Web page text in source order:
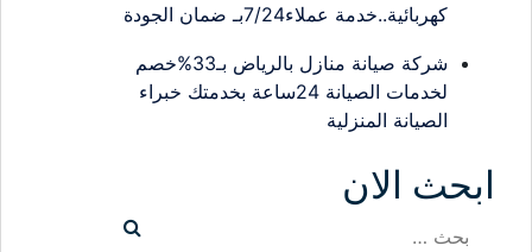
كهربائية..خدمة عملاء7/24بـ ضمان الجودة
شركة صيانة منازل بالرياض بـ33%خصم
لخدمات الصيانة 24ساعة بخدمتك خبراء
الصيانة المنزلية
ابحث الان
البحث